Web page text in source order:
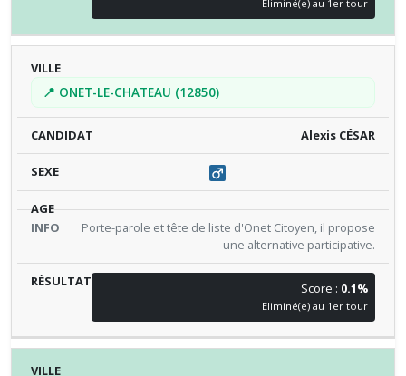
Eliminé(e) au 1er tour
📍 ONET-LE-CHATEAU (12850)
Alexis CÉSAR
Porte-parole et tête de liste d'Onet Citoyen, il propose
une alternative participative.
Score : 0.1%
Eliminé(e) au 1er tour